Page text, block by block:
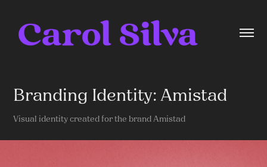
Branding Identity: Amistad
Visual identity created for the brand Amistad